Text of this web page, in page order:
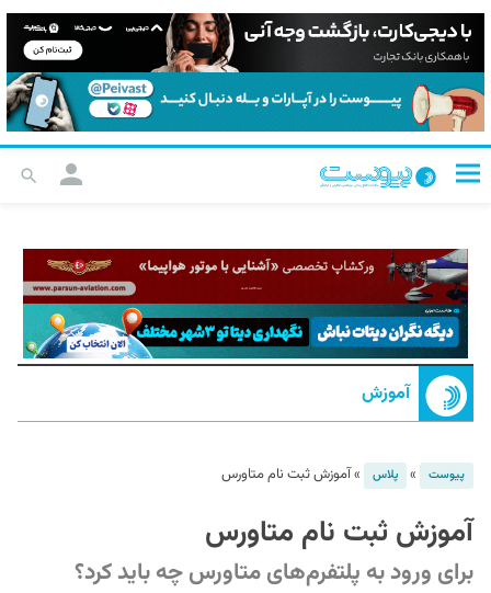
آموزش
پیوست » پلاس »آموزش ثبت نام متاورس
آموزش ثبت نام متاورس
برای ورود به پلتفرم‌های متاورس چه باید کرد؟